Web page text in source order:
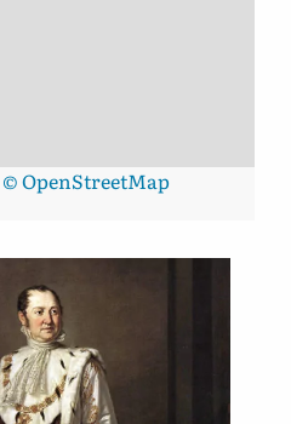
© OpenStreetMap